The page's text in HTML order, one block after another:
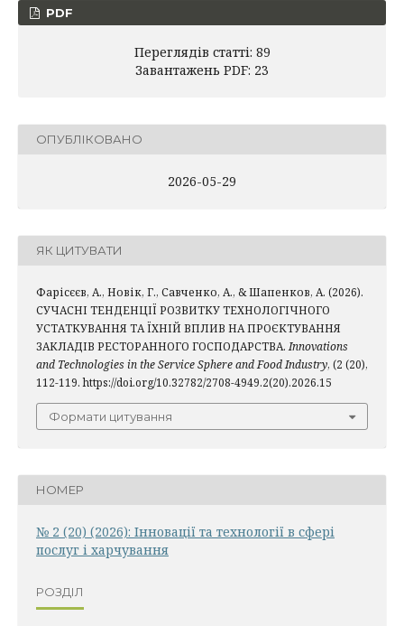
PDF
Переглядів статті: 89
Завантажень PDF: 23
ОПУБЛІКОВАНО
2026-05-29
ЯК ЦИТУВАТИ
Фарісєєв, А., Новік, Г., Савченко, А., & Шапенков, А. (2026).
СУЧАСНІ ТЕНДЕНЦІЇ РОЗВИТКУ ТЕХНОЛОГІЧНОГО
УСТАТКУВАННЯ ТА ЇХНІЙ ВПЛИВ НА ПРОЄКТУВАННЯ
ЗАКЛАДІВ РЕСТОРАННОГО ГОСПОДАРСТВА.Innovations
and Technologies in the Service Sphere and Food Industry, (2 (20),
112-119. https://doi.org/10.32782/2708-4949.2(20).2026.15
Формати цитування
НОМЕР
№ 2 (20) (2026): Інновації та технології в сфері
послуг і харчування
РОЗДІЛ